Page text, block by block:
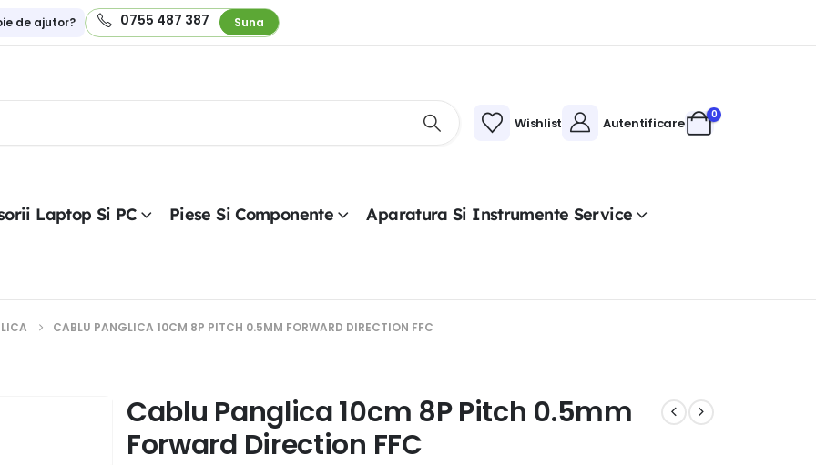
de ajutor? 0755 487 387 Suna
Wishlist Autentificare
0
Laptop Si PC Piese Si Componente Aparatura Si Instrumente Service
CABLU PANGLICA 10CM 8P PITCH 0.5MM FORWARD DIRECTION FFC
Cablu Panglica 10cm 8P Pitch 0.5mm
Forward Direction FFC